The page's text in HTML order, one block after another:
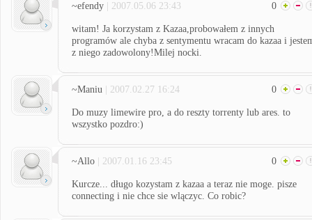
~efendy | 2007.05.06 23:43 0
witam! Ja korzystam z Kazaa,probowałem z innych
programów ale chyba z sentymentu wracam do kazaa i
z niego zadowolony!Milej nocki.
~Maniu | 2007.02.27 16:24 0
Do muzy limewire pro, a do reszty torrenty lub ares. to
wszystko pozdro:)
~Allo | 2007.01.16 23:45 0
Kurcze... długo kozystam z kazaa a teraz nie moge. pisze
connecting i nie chce sie wlączyc. Co robic?